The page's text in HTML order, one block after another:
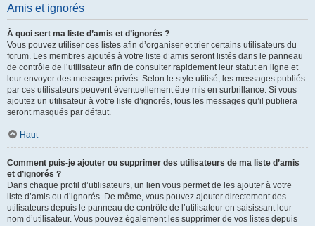
Amis et ignorés
À quoi sert ma liste d’amis et d’ignorés ?
Vous pouvez utiliser ces listes afin d’organiser et trier certains utilisateurs du
forum. Les membres ajoutés à votre liste d’amis seront listés dans le panneau
de contrôle de l’utilisateur afin de consulter rapidement leur statut en ligne et
leur envoyer des messages privés. Selon le style utilisé, les messages publiés
par ces utilisateurs peuvent éventuellement être mis en surbrillance. Si vous
ajoutez un utilisateur à votre liste d’ignorés, tous les messages qu’il publiera
seront masqués par défaut.
Haut
Comment puis-je ajouter ou supprimer des utilisateurs de ma liste d’amis
et d’ignorés ?
Dans chaque profil d’utilisateurs, un lien vous permet de les ajouter à votre
liste d’amis ou d’ignorés. De même, vous pouvez ajouter directement des
utilisateurs depuis le panneau de contrôle de l’utilisateur en saisissant leur
nom d’utilisateur. Vous pouvez également les supprimer de vos listes depuis